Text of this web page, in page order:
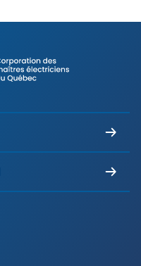
des
électriciens